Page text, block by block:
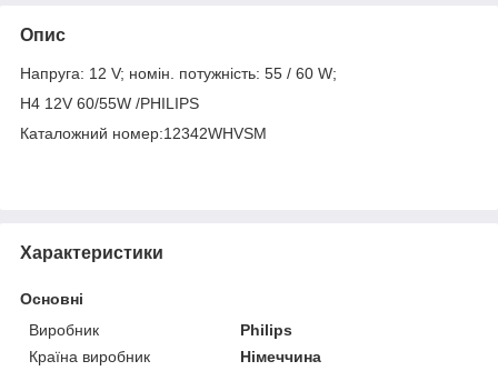
Опис
Напруга: 12 V; номін. потужність: 55 / 60 W;
Н4 12V 60/55W /PHILIPS
Каталожний номер:12342WHVSM
Характеристики
Основні
Виробник
Philips
Країна виробник
Німеччина